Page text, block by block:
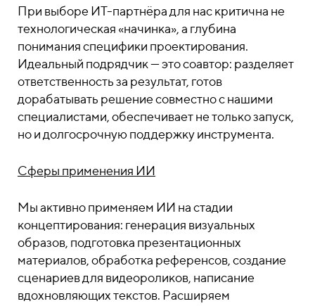
При выборе ИТ-партнёра для нас критична не
технологическая «начинка», а глубина
понимания специфики проектирования.
Идеальный подрядчик — это соавтор: разделяет
ответственность за результат, готов
дорабатывать решение совместно с нашими
специалистами, обеспечивает не только запуск,
но и долгосрочную поддержку инструмента.
Сферы применения ИИ
Мы активно применяем ИИ на стадии
концептирования: генерация визуальных
образов, подготовка презентационных
материалов, обработка референсов, создание
сценариев для видеороликов, написание
вдохновляющих текстов. Расширяем